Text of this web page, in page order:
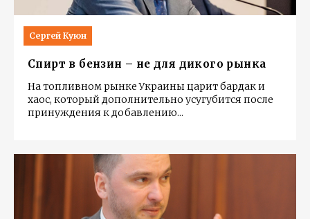
Сергей Куюн
Спирт в бензин – не для дикого рынка
На топливном рынке Украины царит бардак и
хаос, который дополнительно усугубится после
принуждения к добавлению...